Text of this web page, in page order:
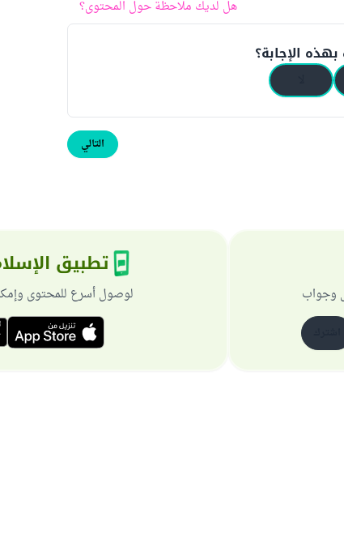
هل لديك ملاحظة حول المحتوى؟
الإجابة؟
التالي
وجواب
تطبيق
لوصول أسرع للمحتوى